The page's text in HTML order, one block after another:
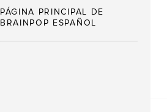
PÁGINA PRINCIPAL DE
BRAINPOP ESPAÑOL